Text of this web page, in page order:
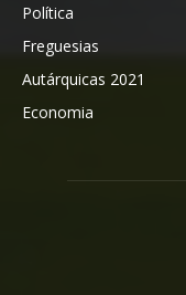
Política
Freguesias
Autárquicas 2021
Economia